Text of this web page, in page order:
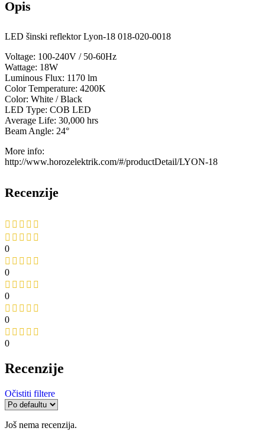
Opis
LED šinski reflektor Lyon-18 018-020-0018
Voltage: 100-240V / 50-60Hz
Wattage: 18W
Luminous Flux: 1170 lm
Color Temperature: 4200K
Color: White / Black
LED Type: COB LED
Average Life: 30,000 hrs
Beam Angle: 24°
More info:
http://www.horozelektrik.com/#/productDetail/LYON-18
Recenzije
0
0
0
0
0
Recenzije
Očistiti filtere
Još nema recenzija.